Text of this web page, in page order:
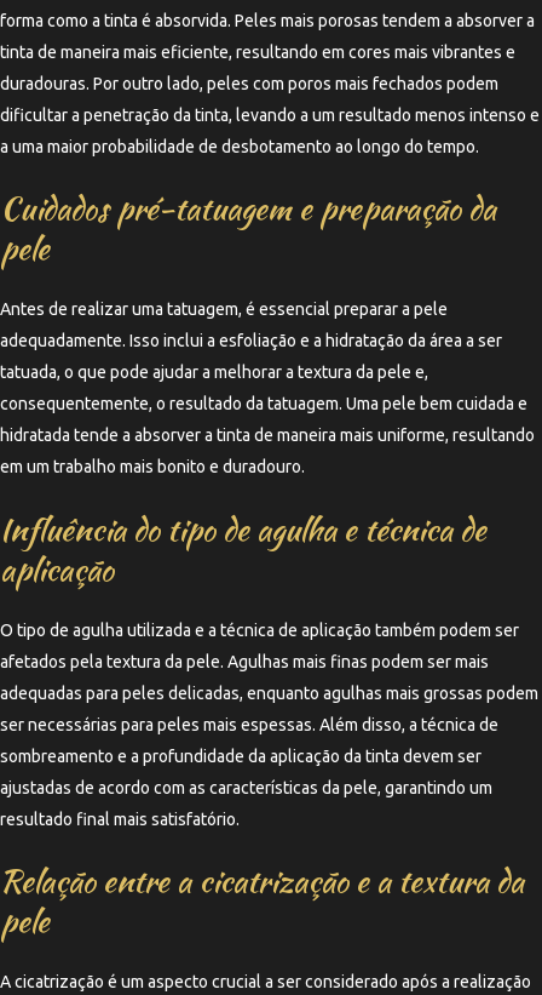
forma como a tinta é absorvida. Peles mais porosas tendem a absorver a
tinta de maneira mais eficiente, resultando em cores mais vibrantes e
duradouras. Por outro lado, peles com poros mais fechados podem
dificultar a penetração da tinta, levando a um resultado menos intenso e
a uma maior probabilidade de desbotamento ao longo do tempo.
Cuidados pré-tatuagem e preparação da
pele
Antes de realizar uma tatuagem, é essencial preparar a pele
adequadamente. Isso inclui a esfoliação e a hidratação da área a ser
tatuada, o que pode ajudar a melhorar a textura da pele e,
consequentemente, o resultado da tatuagem. Uma pele bem cuidada e
hidratada tende a absorver a tinta de maneira mais uniforme, resultando
em um trabalho mais bonito e duradouro.
Influência do tipo de agulha e técnica de
aplicação
O tipo de agulha utilizada e a técnica de aplicação também podem ser
afetados pela textura da pele. Agulhas mais finas podem ser mais
adequadas para peles delicadas, enquanto agulhas mais grossas podem
ser necessárias para peles mais espessas. Além disso, a técnica de
sombreamento e a profundidade da aplicação da tinta devem ser
ajustadas de acordo com as características da pele, garantindo um
resultado final mais satisfatório.
Relação entre a cicatrização e a textura da
pele
A cicatrização é um aspecto crucial a ser considerado após a realização